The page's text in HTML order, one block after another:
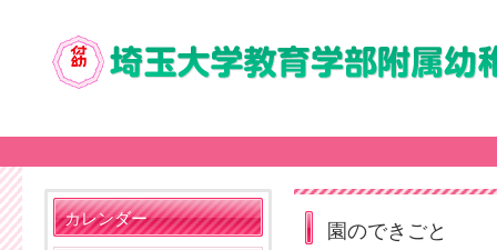
園のできごと
カレンダー